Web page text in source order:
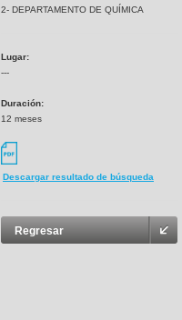
2- DEPARTAMENTO DE QUÍMICA
Lugar:
---
Duración:
12 meses
Descargar resultado de búsqueda
Regresar